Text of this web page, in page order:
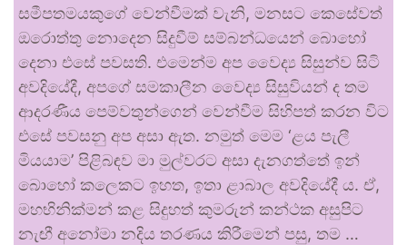
සමීපතමයකුගේ වෙන්වීමක් වැනි, මනසට කෙසේවත්
ඔරොත්තු නොදෙන සිදුවීම් සම්බන්ධයෙන් බොහෝ
දෙනා එසේ පවසති. එමෙන්ම අප වෛද්‍ය සිසුන්ව සිටි
අවදියේදී, අපගේ සමකාලීන වෛද්‍ය සිසුවියන් ද තම
ආදරණීය පෙම්වතුන්ගෙන් වෙන්වීම සිහිපත් කරන විට
එසේ පවසනු අප අසා ඇත. ​නමුත් මෙම ‘ළය පැලී
මියයාම’ පිළිබඳව මා මුල්වරට අසා දැනගත්තේ ඉන්
බොහෝ කලෙකට ඉහත, ඉතා ළාබාල අවදියේදී ය. ඒ,
මහභිනික්මන් කළ සිදුහත් කුමරුන් කන්ථක අසුපිට
නැඟී අනෝමා නදිය තරණය කිරීමෙන් පසු, තම …